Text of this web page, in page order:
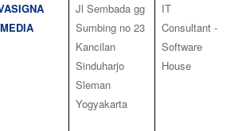
Jl Sembada gg
Sumbing no 23
Kancilan
Sinduharjo
Sleman
Yogyakarta
IT
Consultant -
Software
House